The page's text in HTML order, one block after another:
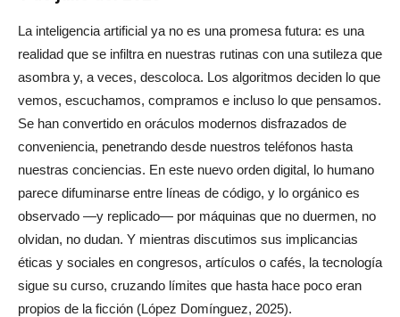
La inteligencia artificial ya no es una promesa futura: es una
realidad que se infiltra en nuestras rutinas con una sutileza que
asombra y, a veces, descoloca. Los algoritmos deciden lo que
vemos, escuchamos, compramos e incluso lo que pensamos.
Se han convertido en oráculos modernos disfrazados de
conveniencia, penetrando desde nuestros teléfonos hasta
nuestras conciencias. En este nuevo orden digital, lo humano
parece difuminarse entre líneas de código, y lo orgánico es
observado —y replicado— por máquinas que no duermen, no
olvidan, no dudan. Y mientras discutimos sus implicancias
éticas y sociales en congresos, artículos o cafés, la tecnología
sigue su curso, cruzando límites que hasta hace poco eran
propios de la ficción (López Domínguez, 2025).